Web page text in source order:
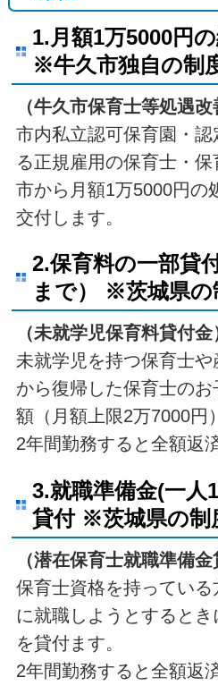
1.月額1万5000円
※牛久市独自の制
（牛久市保育士等処遇改
市内私立認可保育園・
る正規雇用の保育士・
市から月額1万5000円の
交付します。
2.保育料の一部貸
まで） ※茨城県の
（未就学児保育料貸付金
未就学児を持つ保育士
から復帰した保育士の
額（月額上限2万7000円
2年間勤務すると全額返
3.就職準備金(一人
貸付 ※茨城県の制
（潜在保育士就職準備金
保育士資格を持ってい
に就職しようとすると
を貸付ます。
2年間勤務すると全額返